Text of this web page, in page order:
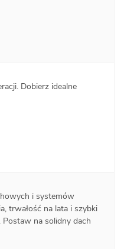
Dobierz idealne
i systemów
trwałość na lata i szybki
Postaw na solidny dach